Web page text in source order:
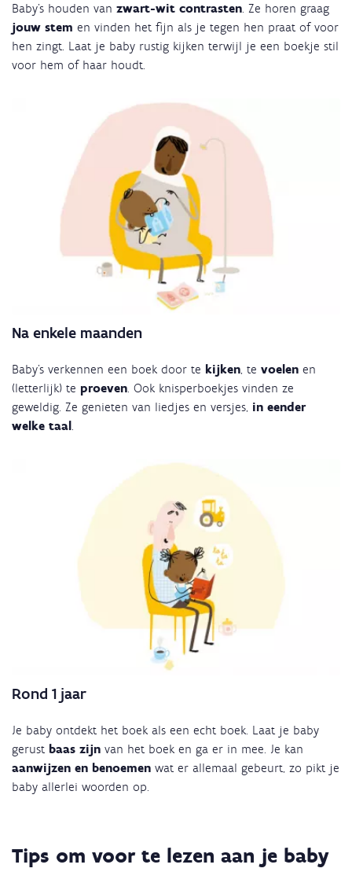
Baby's houden van zwart-wit contrasten. Ze horen graag
jouw stem en vinden het fijn als je tegen hen praat of voor
hen zingt. Laat je baby rustig kijken terwijl je een boekje stil
voor hem of haar houdt.
Na enkele maanden
Baby's verkennen een boek door te kijken, te voelen en
(letterlijk) te proeven. Ook knisperboekjes vinden ze
geweldig. Ze genieten van liedjes en versjes, in eender
welke taal.
Rond 1 jaar
Je baby ontdekt het boek als een echt boek. Laat je baby
gerust baas zijn van het boek en ga er in mee. Je kan
aanwijzen en benoemen wat er allemaal gebeurt, zo pikt je
baby allerlei woorden op.
Tips om voor te lezen aan je baby